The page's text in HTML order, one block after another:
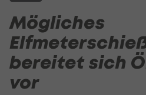
Mögliches
bereitet sich
vor